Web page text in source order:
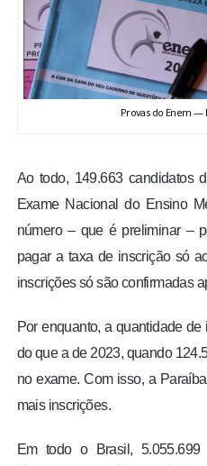
ENTRETENIMENTO
ENQUETE
FOTOS
COLUNISTAS
Provas do Enem —
Ao todo, 149.663 candidatos
Exame Nacional do Ensino
número – que é preliminar –
pagar a taxa de inscrição só
inscrições só são confirmadas
Por enquanto, a quantidade
do que a de 2023, quando
no exame. Com isso, a
mais inscrições.
Em todo o Brasil, 5.055.699